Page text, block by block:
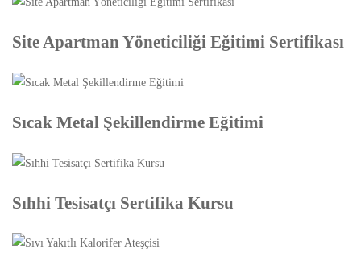
Site Apartman Yöneticiliği Eğitimi Sertifikası
Sıcak Metal Şekillendirme Eğitimi
Sıhhi Tesisatçı Sertifika Kursu